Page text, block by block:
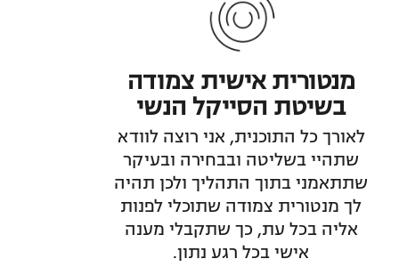
מנטורית אישית צמודה
בשיטת הסייקל הנשי
לאורך כל התוכנית, אני רוצה לוודא
שתהיי בשליטה ובבחירה ובעיקר
שתתאמני בתוך התהליך ולכן תהיה
לך מנטורית צמודה שתוכלי לפנות
אליה בכל עת, כך שתקבלי מענה
אישי בכל רגע נתון.